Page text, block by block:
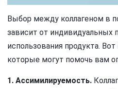
Выбор между коллагеном в
зависит от индивидуальных
использования продукта.
которые могут помочь вам
1. Ассимилируемость.